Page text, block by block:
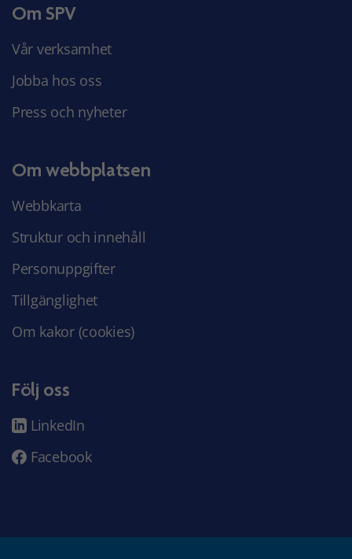
Om SPV
Vår verksamhet
Jobba hos oss
Press och nyheter
Om webbplatsen
Webbkarta
Struktur och innehåll
Personuppgifter
Tillgänglighet
Om kakor (cookies)
Följ oss
LinkedIn
Facebook